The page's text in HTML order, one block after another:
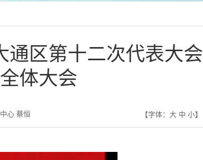
通区第十二次代表大会
体大会
心 蔡恒 【字体： 大 中 小】